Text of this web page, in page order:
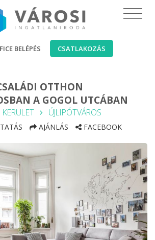
BELÉPÉS CSATLAKOZÁS
OTTHON
A GOGOL UTCÁBAN
ÚJLIPÓTVÁROS
AJÁNLÁS FACEBOOK